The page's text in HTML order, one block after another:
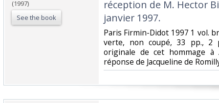
(1997)
See the book
réception de M. Hector
janvier 1997.‎
‎Paris Firmin-Didot 1997 1 vol.
verte, non coupé, 33 pp., 2
originale de cet hommage à
réponse de Jacqueline de